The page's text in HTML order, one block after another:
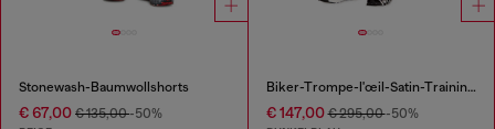
Stonewash-Baumwollshorts
€ 67,00 € 135,00-50%
Biker-Trompe-l'œil-Satin-Trainingshose
€ 147,00€ 295,00-50%